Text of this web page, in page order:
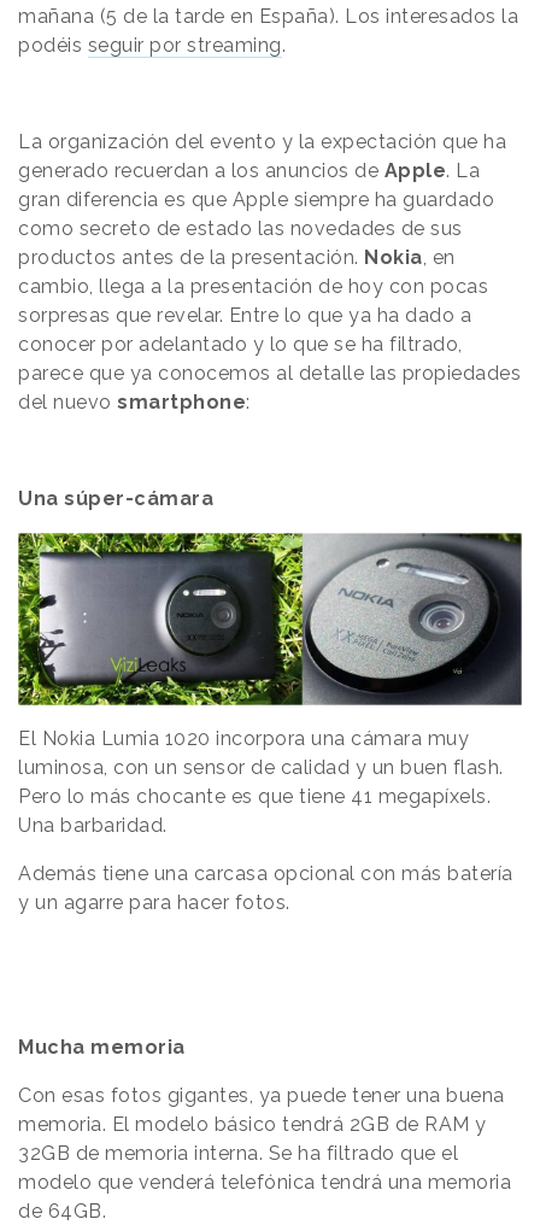
mañana (5 de la tarde en España). Los interesados la
podéis seguir por streaming.
La organización del evento y la expectación que ha
generado recuerdan a los anuncios de Apple. La
gran diferencia es que Apple siempre ha guardado
como secreto de estado las novedades de sus
productos antes de la presentación. Nokia , en
cambio, llega a la presentación de hoy con pocas
sorpresas que revelar. Entre lo que ya ha dado a
conocer por adelantado y lo que se ha filtrado,
parece que ya conocemos al detalle las propiedades
del nuevo smartphone:
Una súper-cámara
El Nokia Lumia 1020 incorpora una cámara muy
luminosa, con un sensor de calidad y un buen flash.
Pero lo más chocante es que tiene 41 megapíxels.
Una barbaridad.
Además tiene una carcasa opcional con más batería
y un agarre para hacer fotos.
Mucha memoria
Con esas fotos gigantes, ya puede tener una buena
memoria. El modelo básico tendrá 2GB de RAM y
32GB de memoria interna. Se ha filtrado que el
modelo que venderá telefónica tendrá una memoria
de 64GB.